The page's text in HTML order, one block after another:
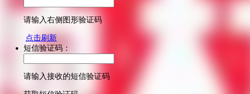
请输入右侧图形验证码
点击刷新
短信验证码：
请输入接收的短信验证码